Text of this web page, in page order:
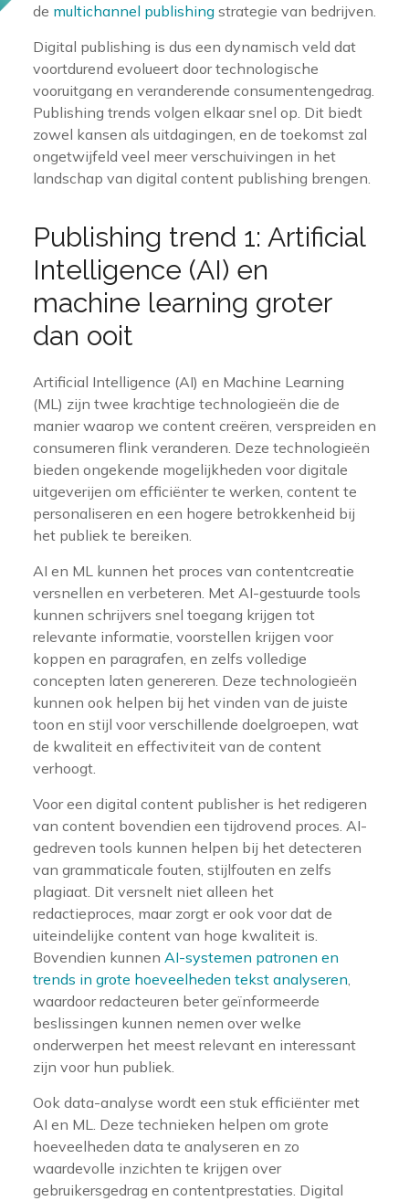
de multichannel publishing strategie van bedrijven.
Digital publishing is dus een dynamisch veld dat
voortdurend evolueert door technologische
vooruitgang en veranderende consumentengedrag.
Publishing trends volgen elkaar snel op. Dit biedt
zowel kansen als uitdagingen, en de toekomst zal
ongetwijfeld veel meer verschuivingen in het
landschap van digital content publishing brengen.
Publishing trend 1: Artificial
Intelligence (AI) en
machine learning groter
dan ooit
Artificial Intelligence (AI) en Machine Learning
(ML) zijn twee krachtige technologieën die de
manier waarop we content creëren, verspreiden en
consumeren flink veranderen. Deze technologieën
bieden ongekende mogelijkheden voor digitale
uitgeverijen om efficiënter te werken, content te
personaliseren en een hogere betrokkenheid bij
het publiek te bereiken.
AI en ML kunnen het proces van contentcreatie
versnellen en verbeteren. Met AI-gestuurde tools
kunnen schrijvers snel toegang krijgen tot
relevante informatie, voorstellen krijgen voor
koppen en paragrafen, en zelfs volledige
concepten laten genereren. Deze technologieën
kunnen ook helpen bij het vinden van de juiste
toon en stijl voor verschillende doelgroepen, wat
de kwaliteit en effectiviteit van de content
verhoogt.
Voor een digital content publisher is het redigeren
van content bovendien een tijdrovend proces. AI-
gedreven tools kunnen helpen bij het detecteren
van grammaticale fouten, stijlfouten en zelfs
plagiaat. Dit versnelt niet alleen het
redactieproces, maar zorgt er ook voor dat de
uiteindelijke content van hoge kwaliteit is.
Bovendien kunnen AI-systemen patronen en
trends in grote hoeveelheden tekst analyseren
waardoor redacteuren beter geïnformeerde
beslissingen kunnen nemen over welke
onderwerpen het meest relevant en interessant
zijn voor hun publiek.
Ook data-analyse wordt een stuk efficiënter met
AI en ML. Deze technieken helpen om grote
hoeveelheden data te analyseren en zo
waardevolle inzichten te krijgen over
gebruikersgedrag en contentprestaties. Digital